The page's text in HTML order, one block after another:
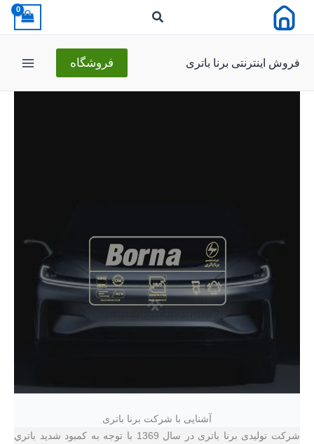
فروش اینترنتی برنا باتری فروشگاه
آشنایی با شرکت برنا باتری
شرکت تولیدی برنا باتری در سال 1369 با توجه به كمبود شديد باتري